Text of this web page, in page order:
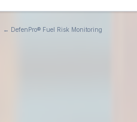
← DefenPro® Fuel Risk Monitoring